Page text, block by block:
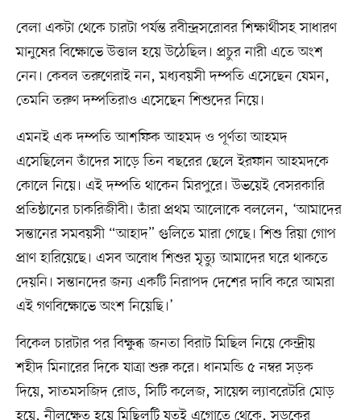
বেলা একটা থেকে চারটা পর্যন্ত রবীন্দ্রসরোবর শিক্ষার্থীসহ সাধারণ
মানুষের বিক্ষোভে উত্তাল হয়ে উঠেছিল। প্রচুর নারী এতে অংশ
নেন। কেবল তরুণেরাই নন, মধ্যবয়সী দম্পতি এসেছেন যেমন,
তেমনি তরুণ দম্পতিরাও এসেছেন শিশুদের নিয়ে।
এমনই এক দম্পতি আশফিক আহমদ ও পূর্ণতা আহমদ
এসেছিলেন তাঁদের সাড়ে তিন বছরের ছেলে ইরফান আহমদকে
কোলে নিয়ে। এই দম্পতি থাকেন মিরপুরে। উভয়েই বেসরকারি
প্রতিষ্ঠানের চাকরিজীবী। তাঁরা প্রথম আলোকে বললেন, ‘আমাদের
সন্তানের সমবয়সী “আহাদ” গুলিতে মারা গেছে। শিশু রিয়া গোপ
প্রাণ হারিয়েছে। এসব অবোধ শিশুর মৃত্যু আমাদের ঘরে থাকতে
দেয়নি। সন্তানদের জন্য একটি নিরাপদ দেশের দাবি করে আমরা
এই গণবিক্ষোভে অংশ নিয়েছি।’
বিকেল চারটার পর বিক্ষুব্ধ জনতা বিরাট মিছিল নিয়ে কেন্দ্রীয়
শহীদ মিনারের দিকে যাত্রা শুরু করে। ধানমন্ডি ৫ নম্বর সড়ক
দিয়ে, সাতমসজিদ রোড, সিটি কলেজ, সায়েন্স ল্যাবরেটরি মোড়